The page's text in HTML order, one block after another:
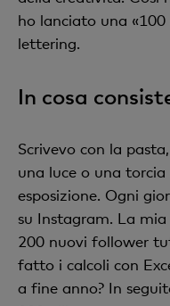
ho lanciato una
lettering.
In cosa
Scrivevo con la
una luce o una
esposizione. Ogni
su Instagram. La
200 nuovi follower
fatto i calcoli con
a fine anno? In